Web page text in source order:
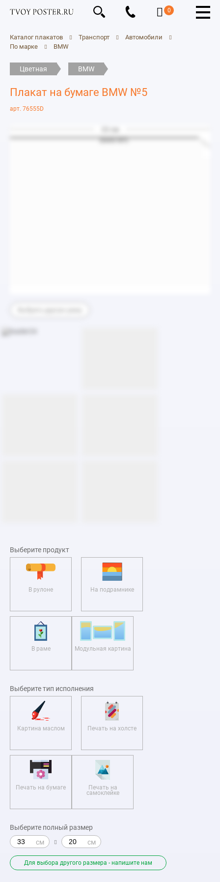
0
Каталог плакатов Транспорт
Автомобили
По марке
BMW
Цветная BMW
Плакат на бумаге BMW №5
арт. 76555D
Выберите продукт
В рулоне На подрамнике
В раме Модульная картина
Выберите тип исполнения
Картина маслом Печать на холсте
Печать на бумаге Печать на
самоклейке
Выберите полный размер
Для выбора другого размера - напишите нам